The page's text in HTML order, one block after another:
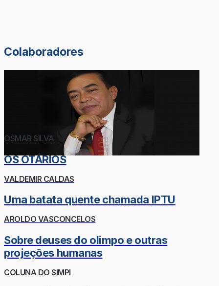
Colaboradores
OSMAR SILVA
OS OTÁRIOS
VALDEMIR CALDAS
Uma batata quente chamada IPTU
AROLDO VASCONCELOS
Sobre deuses do olimpo e outras
projeções humanas
COLUNA DO SIMPI